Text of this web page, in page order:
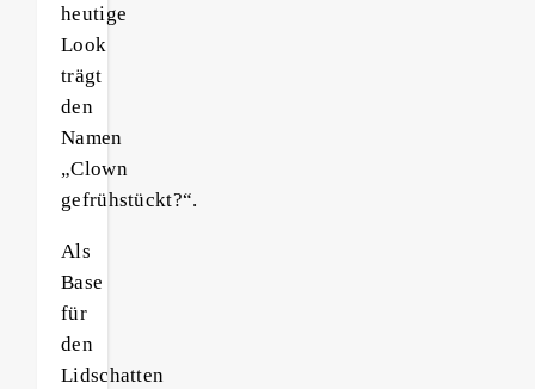
heutige
Look
trägt
den
Namen
„Clown
gefrühstückt?“.
Als
Base
für
den
Lidschatten